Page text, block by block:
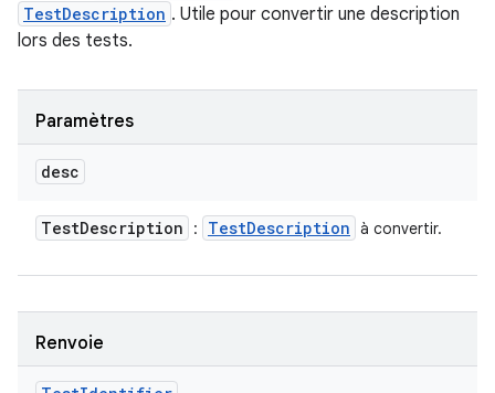
TestDescription . Utile pour convertir une description
lors des tests.
Paramètres
desc
TestDescription : TestDescription à convertir.
Renvoie